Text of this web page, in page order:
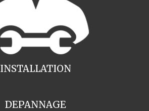
INSTALLATION
DEPANNAGE